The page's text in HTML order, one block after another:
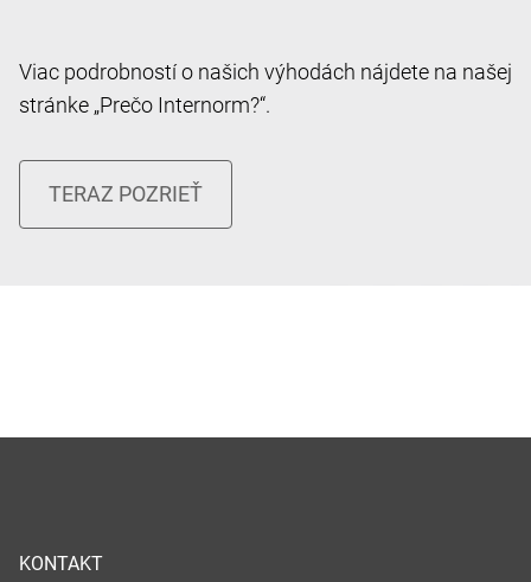
Viac podrobností o našich výhodách nájdete na našej
stránke „Prečo Internorm?“.
KONTAKT